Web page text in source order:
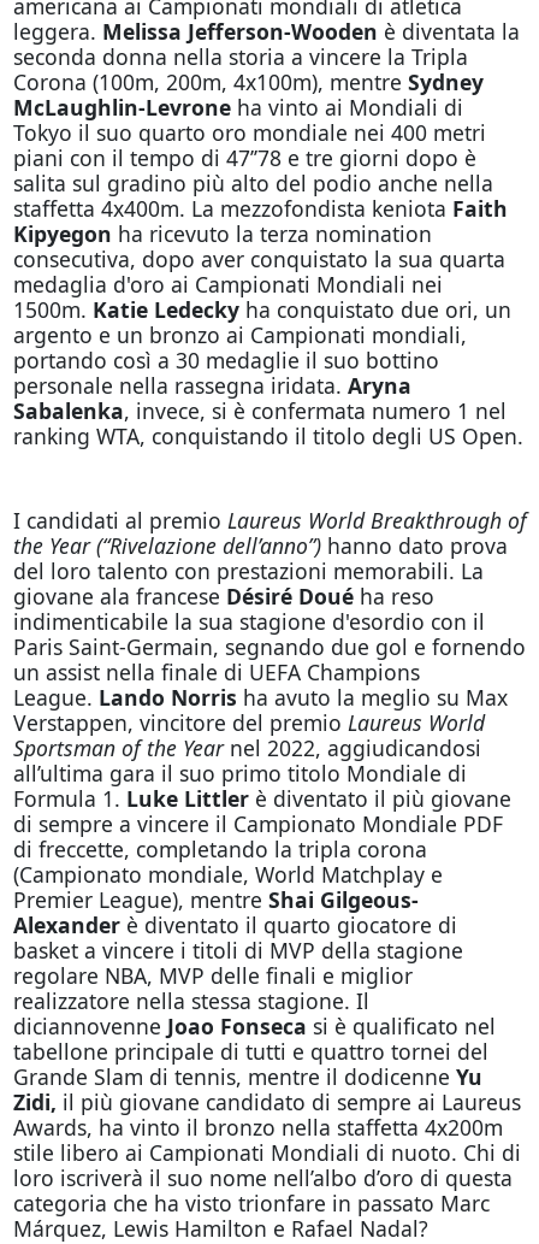
leggera. Melissa Jefferson-Wooden è diventata la
seconda donna nella storia a vincere la Tripla
Corona (100m, 200m, 4x100m), mentre Sydney
McLaughlin-Levroneha vinto ai Mondiali di
Tokyo il suo quarto oro mondiale nei 400 metri
piani con il tempo di 47’’78 e tre giorni dopo è
salita sul gradino più alto del podio anche nella
staffetta 4x400m. La mezzofondista keniota Faith
Kipyegon ha ricevuto la terza nomination
consecutiva, dopo aver conquistato la sua quarta
medaglia d'oro ai Campionati Mondiali nei
1500m. Katie Ledeckyha conquistato due ori, un
argento e un bronzo ai Campionati mondiali,
portando così a 30 medaglie il suo bottino
personale nella rassegna iridata. Aryna
Sabalenka, invece, si è confermata numero 1 nel
ranking WTA, conquistando il titolo degli US Open.
I candidati al premio Laureus World Breakthrough of
the Year (“Rivelazione dell’anno”) hanno dato prova
del loro talento con prestazioni memorabili. La
giovane ala francese Désiré Douéha reso
indimenticabile la sua stagione d'esordio con il
Paris Saint-Germain, segnando due gol e fornendo
un assist nella finale di UEFA Champions
League. Lando Norris ha avuto la meglio su Max
Verstappen, vincitore del premio Laureus World
Sportsman of the Yearnel 2022, aggiudicandosi
all’ultima gara il suo primo titolo Mondiale di
Formula 1. Luke Littler è diventato il più giovane
di sempre a vincere il Campionato Mondiale PDF
di freccette, completando la tripla corona
(Campionato mondiale, World Matchplay e
Premier League), mentre Shai Gilgeous-
Alexander è diventato il quarto giocatore di
basket a vincere i titoli di MVP della stagione
regolare NBA, MVP delle finali e miglior
realizzatore nella stessa stagione. Il
diciannovenne Joao Fonseca si è qualificato nel
tabellone principale di tutti e quattro tornei del
Grande Slam di tennis, mentre il dodicenne Yu
Zidi, il più giovane candidato di sempre ai Laureus
Awards, ha vinto il bronzo nella staffetta 4x200m
stile libero ai Campionati Mondiali di nuoto. Chi di
loro iscriverà il suo nome nell’albo d’oro di questa
categoria che ha visto trionfare in passato Marc
Márquez, Lewis Hamilton e Rafael Nadal?